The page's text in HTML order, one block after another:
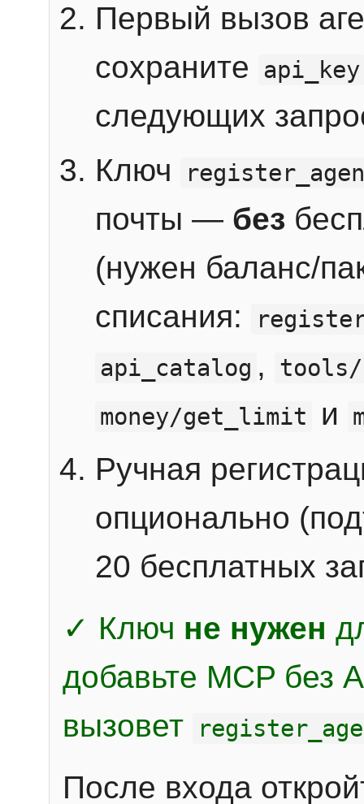
Первый вызов
сохраните
api_key
следующих
Ключ
почты — без
(нужен баланс/
списания:
api_catalog ,
money/get_limit
и
Ручная
опционально
20 бесплатных
✓ Ключ не нужен
добавьте MCP без
вызовет
После входа